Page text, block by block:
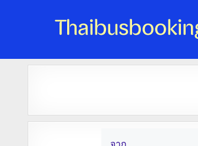
จองตั๋วรถออนไลน์ 24 ชั่วโมง